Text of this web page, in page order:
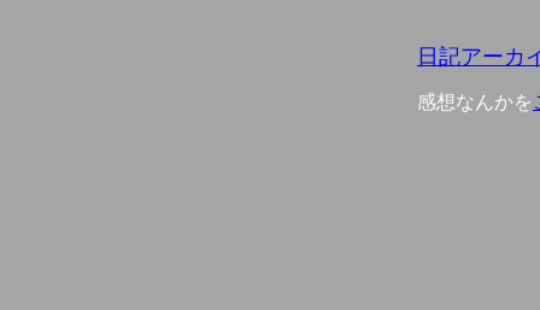
日記アーカ
感想なんかを